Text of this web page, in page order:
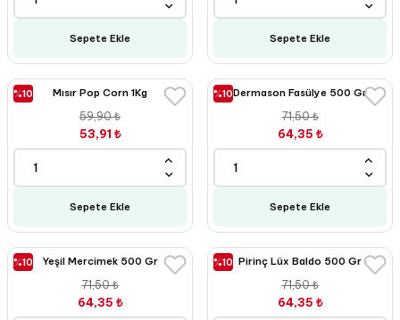
Sepete Ekle Sepete Ekle
%10 Mısır Pop Corn 1Kg
59,90 ₺
53,91 ₺
Sepete Ekle
%10Dermason Fasülye 500 Gr
71,50 ₺
64,35 ₺
Sepete Ekle
%10 Yeşil Mercimek 500 Gr
71,50 ₺
64,35 ₺
%10 Pirinç Lüx Baldo 500 Gr
71,50 ₺
64,35 ₺